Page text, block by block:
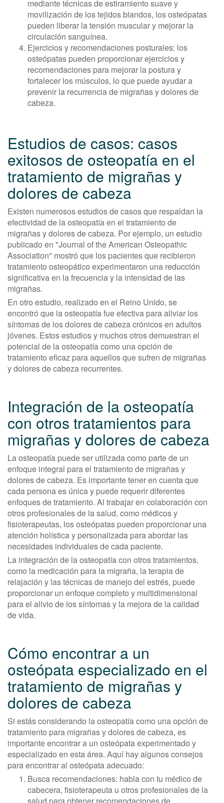
mediante técnicas de estiramiento suave y
movilización de los tejidos blandos, los osteópatas
pueden liberar la tensión muscular y mejorar la
circulación sanguínea.
Ejercicios y recomendaciones posturales: los
osteópatas pueden proporcionar ejercicios y
recomendaciones para mejorar la postura y
fortalecer los músculos, lo que puede ayudar a
prevenir la recurrencia de migrañas y dolores de
cabeza.
Estudios de casos: casos
exitosos de osteopatía en el
tratamiento de migrañas y
dolores de cabeza
Existen numerosos estudios de casos que respaldan la
efectividad de la osteopatía en el tratamiento de
migrañas y dolores de cabeza. Por ejemplo, un estudio
publicado en "Journal of the American Osteopathic
Association" mostró que los pacientes que recibieron
tratamiento osteopático experimentaron una reducción
significativa en la frecuencia y la intensidad de las
migrañas.
En otro estudio, realizado en el Reino Unido, se
encontró que la osteopatía fue efectiva para aliviar los
síntomas de los dolores de cabeza crónicos en adultos
jóvenes. Estos estudios y muchos otros demuestran el
potencial de la osteopatía como una opción de
tratamiento eficaz para aquellos que sufren de migrañas
y dolores de cabeza recurrentes.
Integración de la osteopatía
con otros tratamientos para
migrañas y dolores de cabeza
La osteopatía puede ser utilizada como parte de un
enfoque integral para el tratamiento de migrañas y
dolores de cabeza. Es importante tener en cuenta que
cada persona es única y puede requerir diferentes
enfoques de tratamiento. Al trabajar en colaboración con
otros profesionales de la salud, como médicos y
fisioterapeutas, los osteópatas pueden proporcionar una
atención holística y personalizada para abordar las
necesidades individuales de cada paciente.
La integración de la osteopatía con otros tratamientos,
como la medicación para la migraña, la terapia de
relajación y las técnicas de manejo del estrés, puede
proporcionar un enfoque completo y multidimensional
para el alivio de los síntomas y la mejora de la calidad
de vida.
Cómo encontrar a un
osteópata especializado en el
tratamiento de migrañas y
dolores de cabeza
Si estás considerando la osteopatía como una opción de
tratamiento para migrañas y dolores de cabeza, es
importante encontrar a un osteópata experimentado y
especializado en esta área. Aquí hay algunos consejos
para encontrar al osteópata adecuado:
Busca recomendaciones: habla con tu médico de
cabecera, fisioterapeuta u otros profesionales de la